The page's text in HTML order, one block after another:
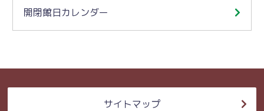
開閉館日カレンダー
サイトマップ